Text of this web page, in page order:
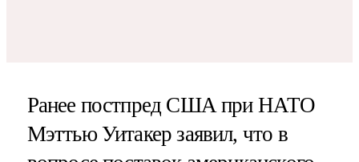
Ранее постпред США при НАТО
Мэттью Уитакер заявил, что в